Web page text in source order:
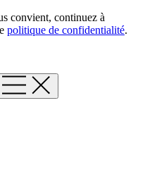
convient, continuez à
politique de confidentialité.